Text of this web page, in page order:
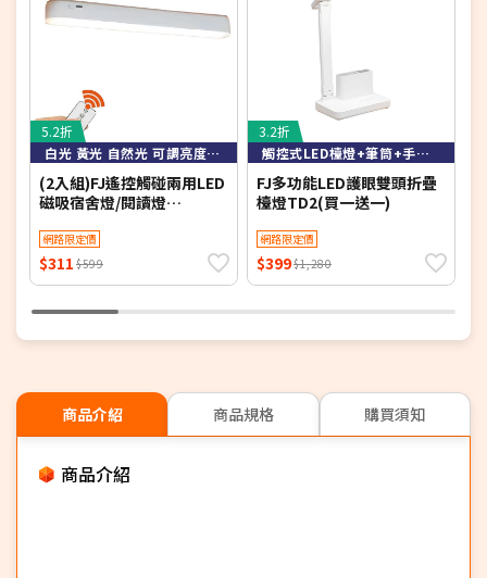
5.2折
白光 黃光 自然光 可調亮度可定時
(2入組)FJ遙控觸碰兩用LED
磁吸宿舍燈/閱讀燈
燈 小夜燈 檯燈 桌燈 床頭
LED)
網路限定價
$311 $599
3.2折
觸控式LED檯燈+筆筒+手機架
FJ多功能LED護眼雙頭折疊
檯燈TD2(買一送一)
網路限定價
$399$1,280
商品介紹 商品規格 購買須知
商品介紹